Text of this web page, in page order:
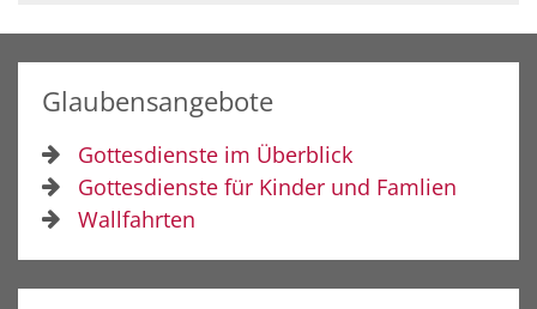
Glaubensangebote
Gottesdienste im Überblick
Gottesdienste für Kinder und Famlien
Wallfahrten